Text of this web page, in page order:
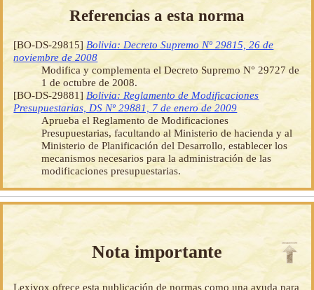
Referencias a esta norma
[BO-DS-29815]Bolivia: Decreto Supremo Nº 29815, 26 de
noviembre de 2008
Modifica y complementa el Decreto Supremo N° 29727 de
1 de octubre de 2008.
[BO-DS-29881] Bolivia: Reglamento de Modificaciones
Presupuestarias, DS Nº 29881, 7 de enero de 2009
Aprueba el Reglamento de Modificaciones
Presupuestarias, facultando al Ministerio de hacienda y al
Ministerio de Planificación del Desarrollo, establecer los
mecanismos necesarios para la administración de las
modificaciones presupuestarias.
Nota importante
Lexivox ofrece esta publicación de normas como una ayuda para